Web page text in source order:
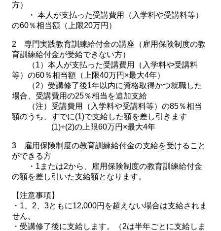
方）
・ 本人が支払った受講費用（入学料や受講料等）
の60％相当額（上限20万円）
2 専門実践教育訓練給付金の講座（雇用保険制度の教
育訓練給付金が受給できない方）
（1）​本人が支払った受講費用（入学料や受講料
等）の60％相当額（上限40万円×最大4年）
（2）受講修了後1年以内に資格取得かつ就職した
場合、受講費用の25％相当を追加支給
（注）受講費用（入学料や受講料等）の85％相当
額のうち、すでに(1)で支給した額を差し引きます
(1)+(2)の上限60万円×最大4年
3 雇用保険制度の教育訓練給付金の支給を受けること
ができる方
・1または2から、雇用保険制度の教育訓練給付金
の額を差し引いた支給額となります。
【注意事項】
・1、2、3ともに12,000円を超えない場合は支給されま
せん。
・受講修了後に支給します。（2は半年ごとに支給しま